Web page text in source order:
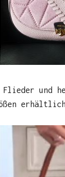
Flieder und